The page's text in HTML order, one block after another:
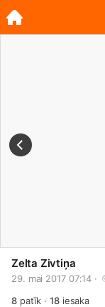
Zelta Zivtiņa
29. mai 2017 07:14 ·
8patīk ·18iesaka